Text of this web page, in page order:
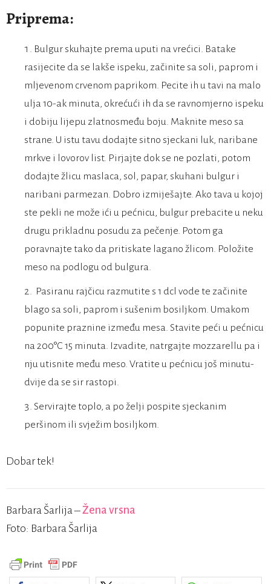
Priprema:
Bulgur skuhajte prema uputi na vrećici. Batake
rasijecite da se lakše ispeku, začinite sa soli, paprom i
mljevenom crvenom paprikom. Pecite ih u tavi na malo
ulja 10-ak minuta, okrećući ih da se ravnomjerno ispeku
i dobiju lijepu zlatnosmeđu boju. Maknite meso sa
strane. U istu tavu dodajte sitno sjeckani luk, naribane
mrkve i lovorov list. Pirjajte dok se ne pozlati, potom
dodajte žlicu maslaca, sol, papar, skuhani bulgur i
naribani parmezan. Dobro izmiješajte. Ako tava u kojoj
ste pekli ne može ići u pećnicu, bulgur prebacite u neku
drugu prikladnu posudu za pečenje. Potom ga
poravnajte tako da pritiskate lagano žlicom. Položite
meso na podlogu od bulgura.
Pasiranu rajčicu razmutite s 1 dcl vode te začinite
blago sa soli, paprom i sušenim bosiljkom. Umakom
popunite praznine između mesa. Stavite peći u pećnicu
na 200°C 15 minuta. Izvadite, natrgajte mozzarellu pa i
nju utisnite među meso. Vratite u pećnicu još minutu-
dvije da se sir rastopi.
Servirajte toplo, a po želji pospite sjeckanim
peršinom ili svježim bosiljkom.
Dobar tek!
Barbara Šarlija –Žena vrsna
Foto: Barbara Šarlija